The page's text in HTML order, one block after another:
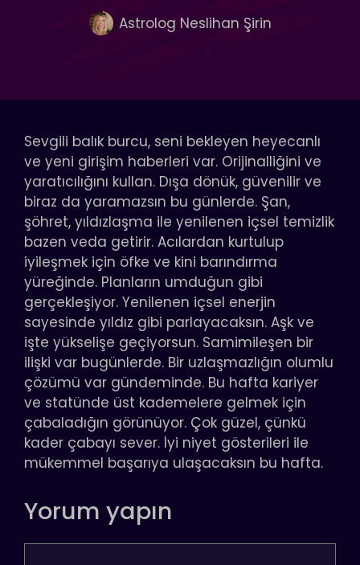
Astrolog Neslihan Şirin
Sevgili balık burcu, seni bekleyen heyecanlı
ve yeni girişim haberleri var. Orijinalliğini ve
yaratıcılığını kullan. Dışa dönük, güvenilir ve
biraz da yaramazsın bu günlerde. Şan,
şöhret, yıldızlaşma ile yenilenen içsel temizlik
bazen veda getirir. Acılardan kurtulup
iyileşmek için öfke ve kini barındırma
yüreğinde. Planların umduğun gibi
gerçekleşiyor. Yenilenen içsel enerjin
sayesinde yıldız gibi parlayacaksın. Aşk ve
işte yükselişe geçiyorsun. Samimileşen bir
ilişki var bugünlerde. Bir uzlaşmazlığın olumlu
çözümü var gündeminde. Bu hafta kariyer
ve statünde üst kademelere gelmek için
çabaladığın görünüyor. Çok güzel, çünkü
kader çabayı sever. İyi niyet gösterileri ile
mükemmel başarıya ulaşacaksın bu hafta.
Yorum yapın